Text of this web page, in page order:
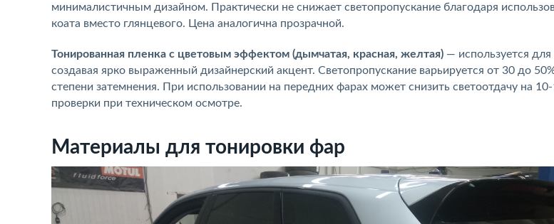
минималистичным дизайном. Практически не снижает светопропускание благодаря
коата вместо глянцевого. Цена аналогична прозрачной.
Тонированная пленка с цветовым эффектом (дымчатая, красная, желтая) — используется
создавая ярко выраженный дизайнерский акцент. Светопропускание варьируется от 30 до
степени затемнения. При использовании на передних фарах может снизить светоотдачу на 10-
проверки при техническом осмотре.
Материалы для тонировки фар